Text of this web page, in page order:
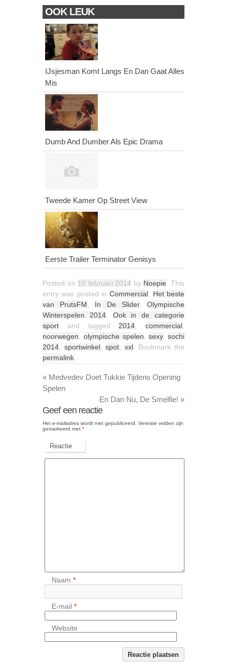
OOK LEUK
IJsjesman Komt Langs En Dan Gaat Alles
Mis
Dumb And Dumber Als Epic Drama
Tweede Kamer Op Street View
Eerste Trailer Terminator Genisys
Posted on 10 februari 2014 by Noepie . This
entry was posted inCommercial
Het beste
van PrutsFM
In De Slider,Olympische
Winterspelen 2014, Ook in de categorie
sport and tagged 2014 commercial
noorwegen
olympische spelen ,sexy, sochi
2014
sportwinkel,spot xxl. Bookmark the
permalink
« Medvedev Doet Tukkie Tijdens Opening
Spelen
En Dan Nu, De Smelfie! »
Geef een reactie
Het e-mailadres wordt niet gepubliceerd.
Vereiste velden zijn
gemarkeerd met *
Reactie
Naam*
E-mail*
Website